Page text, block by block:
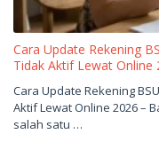
Cara Update Rekening
Tidak Aktif Lewat Online
Juni
1,
2026
oleh
sukantengah
Cara Update Rekening
Aktif Lewat Online 2026 –
salah satu …